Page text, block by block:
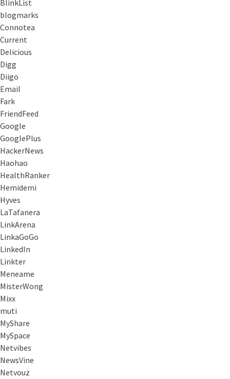
BlinkList
blogmarks
Connotea
Current
Delicious
Digg
Diigo
Email
Fark
FriendFeed
Google
GooglePlus
HackerNews
Haohao
HealthRanker
Hemidemi
Hyves
LaTafanera
LinkArena
LinkaGoGo
LinkedIn
Linkter
Meneame
MisterWong
Mixx
muti
MyShare
MySpace
Netvibes
NewsVine
Netvouz